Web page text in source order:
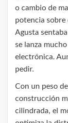
o cambio de
potencia
Agusta
se lanza
electrónica.
pedir.
Con un peso
construcción
cilindrada, el